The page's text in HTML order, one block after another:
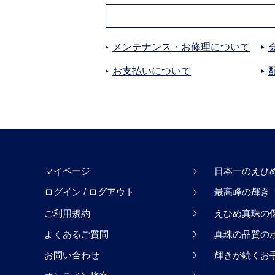
メンテナンス・お修理について
お支払いについて
マイページ
ログイン / ログアウト
ご利用規約
よくあるご質問
お問い合わせ
日本一のえひ
最高峰の輝き
えひめ真珠の
真珠の品質の
輝きが続くお